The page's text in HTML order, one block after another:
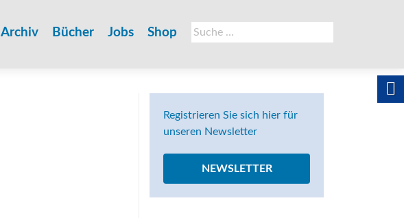
Suche
nach:
Archiv Bücher Jobs Shop
Registrieren Sie sich hier für
unseren Newsletter
NEWSLETTER